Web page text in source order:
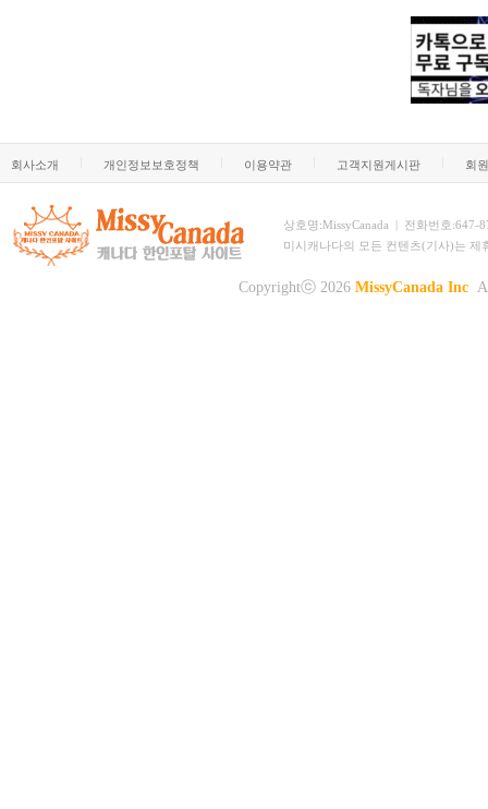
회사소개 개인정보보호정책 이용약관 고객지원게시판 회
상호명:MissyCanada | 전화번호:647-
미시캐나다의 모든 컨텐츠(기사)는
Copyrightⓒ 2026 MissyCanada Inc